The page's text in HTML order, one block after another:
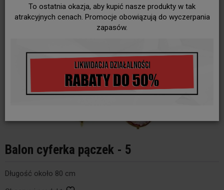
To ostatnia okazja, aby kupić nasze produkty w tak
atrakcyjnych cenach. Promocje obowiązują do wyczerpania
zapasów.
Balon cyferka pączek - 5
Długość około 80 cm